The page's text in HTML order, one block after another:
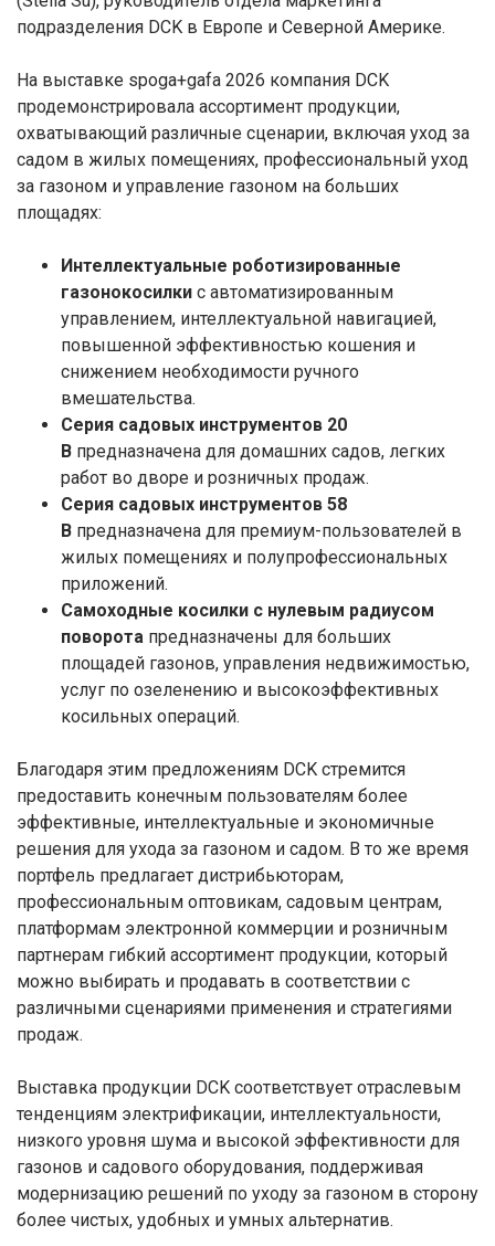
подразделения DCK в Европе и Северной Америке.
На выставке spoga+gafa 2026 компания DCK
продемонстрировала ассортимент продукции,
охватывающий различные сценарии, включая уход за
садом в жилых помещениях, профессиональный уход
за газоном и управление газоном на больших
площадях:
Интеллектуальные роботизированные
газонокосилки с автоматизированным
управлением, интеллектуальной навигацией,
повышенной эффективностью кошения и
снижением необходимости ручного
вмешательства.
Серия садовых инструментов 20
В предназначена для домашних садов, легких
работ во дворе и розничных продаж.
Серия садовых инструментов 58
В предназначена для премиум-пользователей в
жилых помещениях и полупрофессиональных
приложений.
Самоходные косилки с нулевым радиусом
поворота предназначены для больших
площадей газонов, управления недвижимостью,
услуг по озеленению и высокоэффективных
косильных операций.
Благодаря этим предложениям DCK стремится
предоставить конечным пользователям более
эффективные, интеллектуальные и экономичные
решения для ухода за газоном и садом. В то же время
портфель предлагает дистрибьюторам,
профессиональным оптовикам, садовым центрам,
платформам электронной коммерции и розничным
партнерам гибкий ассортимент продукции, который
можно выбирать и продавать в соответствии с
различными сценариями применения и стратегиями
продаж.
Выставка продукции DCK соответствует отраслевым
тенденциям электрификации, интеллектуальности,
низкого уровня шума и высокой эффективности для
газонов и садового оборудования, поддерживая
модернизацию решений по уходу за газоном в сторону
более чистых, удобных и умных альтернатив.